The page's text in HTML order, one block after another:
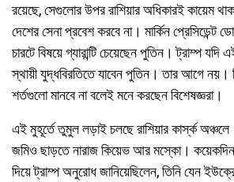
রয়েছে, সেগুলোর উপর রাশিয়ার অধিকারই কায়েম
দেশের সেনা প্রবেশ করবে না। মার্কিন প্রেসিডেন্ট
চারটে বিষয়ে গ্যারান্টি চেয়েছেন পুতিন। ট্রাম্প
স্থায়ী যুদ্ধবিরতিতে যাবেন পুতিন। তার আগে
শর্তগুলো মানবে না বলেই মনে করছেন বিশেষজ্ঞরা।
এই মুহূর্তে তুমুল লড়াই চলছে রাশিয়ার কার্স্ক
জমিও ছাড়তে নারাজ কিয়েভ আর মস্কো। কয়েকদিন
দিয়ে ট্রাম্প অনুরোধ জানিয়েছিলেন, তিনি যেন